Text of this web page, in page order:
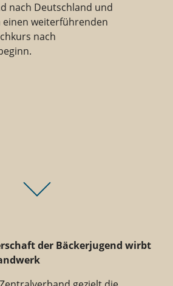
nach Deutschland und
weiterführenden
nach
der Bäckerjugend wirbt